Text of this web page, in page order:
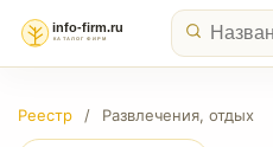
Реестр / Развлечения, отдых